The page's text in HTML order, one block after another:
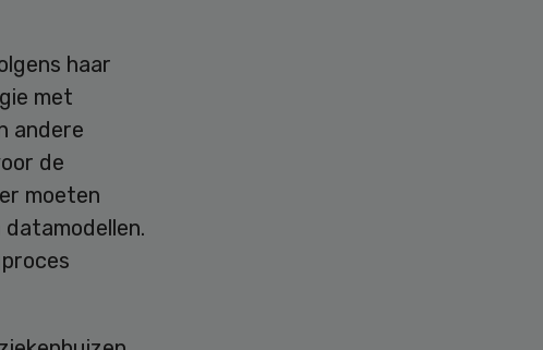
haar
met
andere
de
moeten